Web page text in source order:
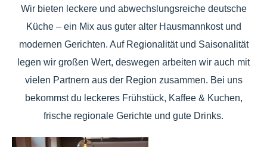
Wir bieten leckere und abwechslungsreiche deutsche
Küche – ein Mix aus guter alter Hausmannkost und
modernen Gerichten. Auf Regionalität und Saisonalität
legen wir großen Wert, deswegen arbeiten wir auch mit
vielen Partnern aus der Region zusammen. Bei uns
bekommst du leckeres Frühstück, Kaffee & Kuchen,
frische regionale Gerichte und gute Drinks.